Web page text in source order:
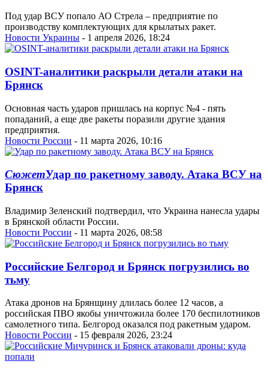
Под удар ВСУ попало АО Стрела – предприятие по
производству комплектующих для крылатых ракет.
Новости Украины - 1 апреля 2026, 18:24
OSINT-аналитики раскрыли детали атаки на
Брянск
Основная часть ударов пришлась на корпус №4 - пять
попаданий, а еще две ракеты поразили другие здания
предприятия.
Новости России - 11 марта 2026, 10:16
СюжетУдар по ракетному заводу. Атака ВСУ на
Брянск
Владимир Зеленский подтвердил, что Украина нанесла удары
в Брянской области России.
Новости России - 11 марта 2026, 08:58
Российские Белгород и Брянск погрузились во
тьму
Атака дронов на Брянщину длилась более 12 часов, а
российская ПВО якобы уничтожила более 170 беспилотников
самолетного типа. Белгород оказался под ракетным ударом.
Новости России - 15 февраля 2026, 23:24